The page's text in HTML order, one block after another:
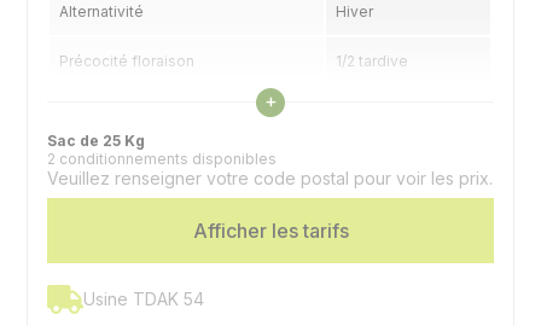
Alternativité Hiver
Précocité floraison 1/2 tardive
Voir les caractéristiques
+
Sac de 25 Kg
2 conditionnements disponibles
Veuillez renseigner votre code postal pour voir les prix.
Afficher les tarifs
Usine TDAK 54